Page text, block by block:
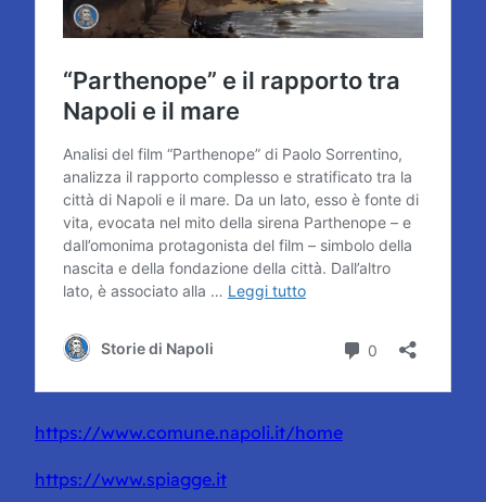
https://www.comune.napoli.it/home
https://www.spiagge.it